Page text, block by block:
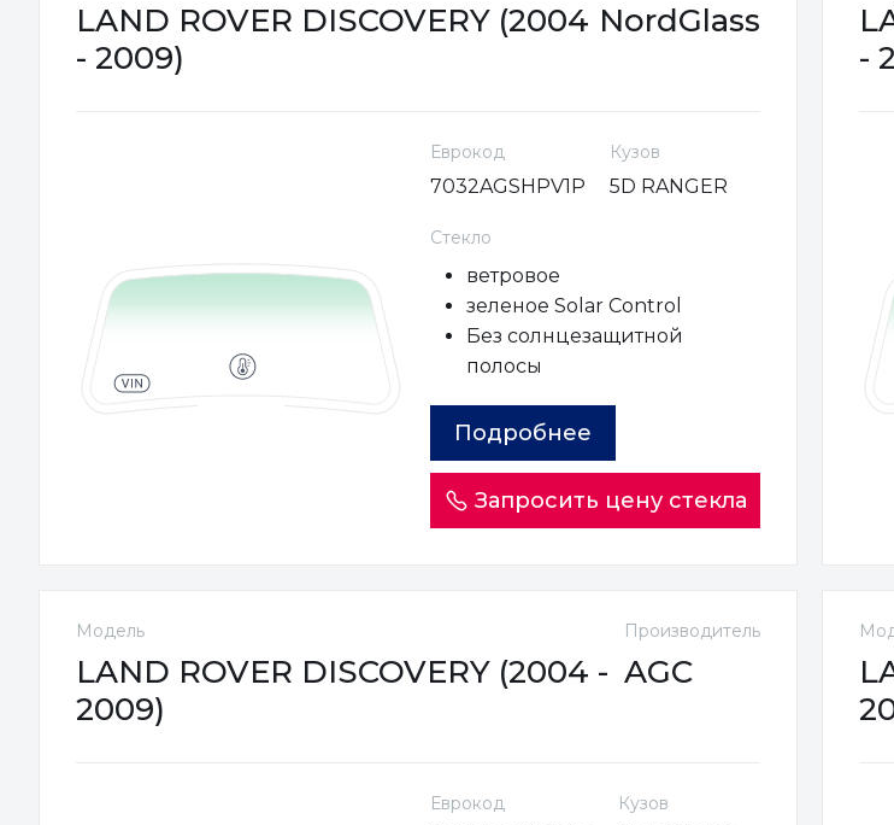
LAND ROVER DISCOVERY (2004
- 2009)
NordGlass
Еврокод
7032AGSHPV1P
Кузов
5D RANGER
Стекло
ветровое
зеленое Solar Control
Без солнцезащитной
полосы
Подробнее
Запросить цену стекла
-
Модель
LAND ROVER DISCOVERY (2004 -
2009)
Производитель
AGC
Еврокод Кузов